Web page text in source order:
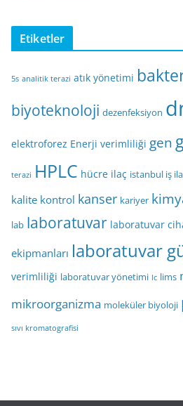
Etiketler
5s analitik terazi atık yönetimi
biyoteknoloji dezenfeksiyon
elektroforez Enerji verimliliği gen
terazi HPLC hücre ilaç istanbul iş
kalite kontrol kanser kariyer
lab laboratuvar laboratuvar
ekipmanları laboratuvar
verimliliği laboratuvar yönetimi lc lims
mikroorganizma moleküler biyoloji
sıvı kromatografisi